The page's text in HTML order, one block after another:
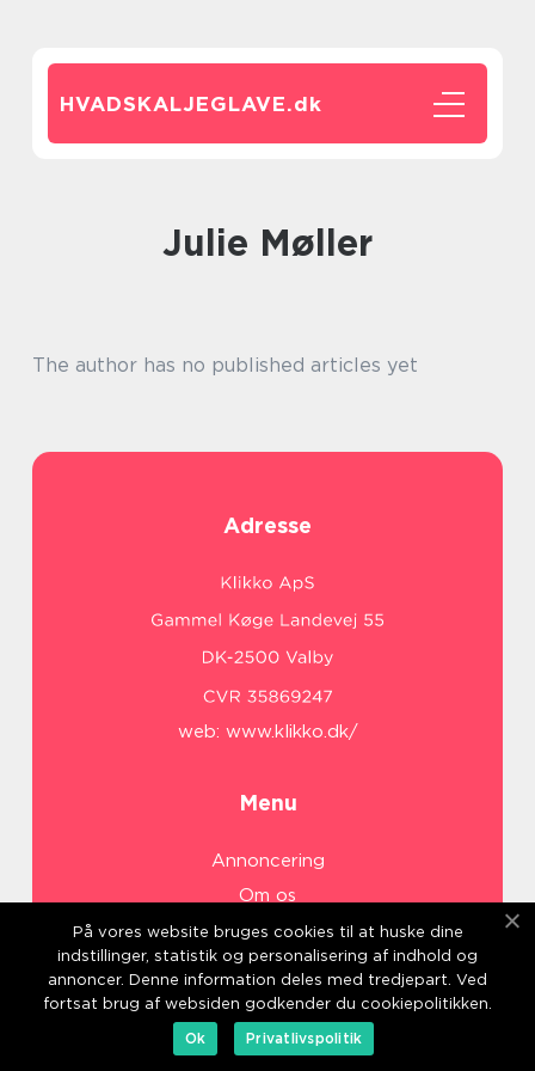
HVADSKALJEGLAVE.dk
Julie Møller
The author has no published articles yet
Adresse
web: www.klikko.dk/
Menu
Annoncering
Om os
Cookies
Kontakt os
Sitemap
På vores website bruges cookies til at huske dine
indstillinger, statistik og personalisering af indhold og
annoncer. Denne information deles med tredjepart. Ved
fortsat brug af websiden godkender du cookiepolitikken.
Ok
Privatlivspolitik